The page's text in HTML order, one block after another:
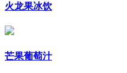
火龙果冰饮
芒果葡萄汁